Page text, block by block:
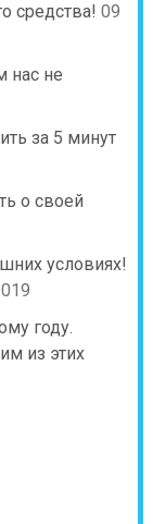
средства! 09
нас не
за 5 минут
о своей
условиях!
году.
из этих